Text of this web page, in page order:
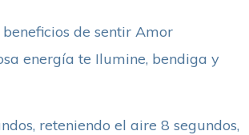
de sentir Amor
energía te Ilumine, bendiga y
reteniendo el aire 8 segundos,